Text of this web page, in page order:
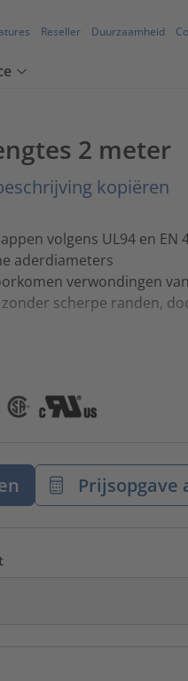
Reseller Duurzaamheid
2 meter
kopiëren
volgens UL94 en EN
aderdiameters
verwondingen
scherpe randen,
Prijsopgave